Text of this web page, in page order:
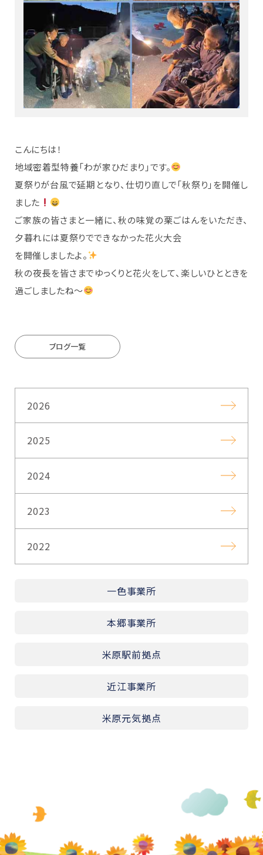
こんにちは！
地域密着型特養「わが家ひだまり」です。
夏祭りが台風で延期となり、仕切り直しで「秋祭り」を開催し
ました
ご家族の皆さまと一緒に、秋の味覚の栗ごはんをいただき、
夕暮れには夏祭りでできなかった花火大会
を開催しましたよ。
秋の夜長を皆さまでゆっくりと花火をして、楽しいひとときを
過ごしましたね～
ブログ一覧
2026
2025
2024
2023
2022
一色事業所
本郷事業所
米原駅前拠点
近江事業所
米原元気拠点